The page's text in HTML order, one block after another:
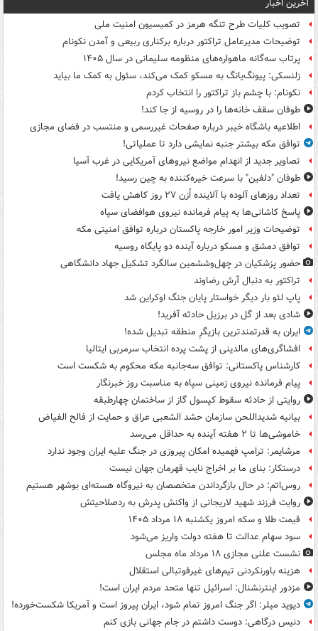
آخرین اخبار
تصویب کلیات طرح تنگه هرمز در کمیسیون امنیت ملی
توضیحات مدیرعامل تراکتور درباره برکناری ربیعی و آمدن نکونام
پرتاب سه‌گانه ماهواره‌های منظومه سلیمانی در سال ۱۴۰۵
زلنسکی: پیونگ‌یانگ به مسکو کمک می‌کند، سئول به کمک ما بیاید
نکونام: با چشم باز تراکتور را انتخاب کردم
طوفان سقف خانه‌ها را در روسیه از جا ‌کند!
اطلاعیه باشگاه خیبر درباره صفحات غیررسمی و منتسب در فضای مجازی
توافق مکه بیشتر جنبه نمایشی دارد تا عملیاتی!
تصاویر جدید از انهدام مواضع نیروهای آمریکایی در غرب آسیا
طوفان "دلفین" با سرعت خیره‌کننده به چین رسید!
تعداد روزهای آلوده با آلاینده اُزن ۲۷ روز کاهش یافت
پاسخ کاشانی‌ها به پیام فرمانده نیروی هوافضای سپاه
توضیحات وزیر امور خارجه پاکستان درباره توافق امنیتی مکه
توافق دمشق و مسکو درباره آینده دو پایگاه روسیه
حضور پزشکیان در چهل‌وششمین سالگرد تشکیل جهاد دانشگاهی
تراکتور به دنبال آرش رضاوند
پاپ لئو بار دیگر خواستار پایان جنگ اوکراین شد
شادی بعد از گل در برزیل حادثه آفرید!
ایران به قدرتمندترین بازیگرِ منطقه تبدیل شده!
افشاگری‌های مالدینی از پشت پرده انتخاب سرمربی ایتالیا
کارشناس پاکستانی: توافق سه‌جانبه مکه محکوم به شکست است
پیام فرمانده نیروی زمینی سپاه به مناسبت روز خبرنگار
روایتی از حادثه سقوط کپسول گاز از ساختمان چهارطبقه
بیانیه شدیداللحن سازمان حشد الشعبی عراق و حمایت از فالح الفیاض
خاموشی‌ها تا ۲ هفته آینده به حداقل می‌رسد
مرشایمر: ترامپ فهمیده امکان پیروزی در جنگ علیه ایران وجود ندارد
درستکار: بنای ما بر اخراج نایب قهرمان جهان نیست
روس‌اتم: در حال بازگرداندن متخصصان به نیروگاه هسته‌ای بوشهر هستیم
روایت فرزند شهید لاریجانی از واکنش پدرش به ردصلاحیتش
قیمت طلا و سکه امروز یکشنبه ۱۸ مرداد ۱۴۰۵
سود سهام عدالت تا هفته دولت واریز می‌شود
نشست علنی مجازی ۱۸ مرداد ماه مجلس
هزینه باورنکردنی تیم‌های غیرفوتبالی استقلال
مزدور اینترنشنال: اسرائیل تنها متحد مردم ایران است!
دیوید میلر: اگر جنگ امروز تمام شود، ایران پیروز است و آمریکا شکست‌خورده!
دنیس درگاهی: دوست داشتم در جام جهانی بازی کنم